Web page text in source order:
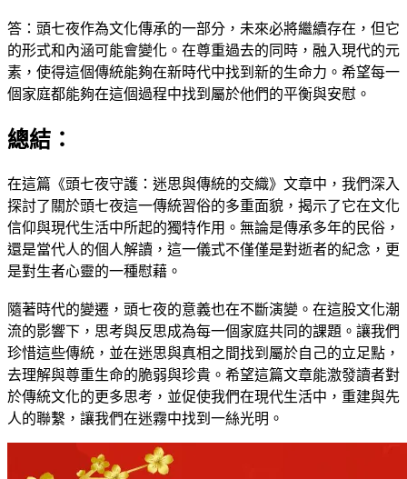
答：頭七夜作為文化傳承的一部分，未來必將繼續存在，但它
的形式和內涵可能會變化。在尊重過去的同時，融入現代的元
素，使得這個傳統能夠在新時代中找到新的生命力。希望每一
個家庭都能夠在這個過程中找到屬於他們的平衡與安慰。
總結：
在這篇《頭七夜守護：迷思與傳統的交織》文章中，我們深入
探討了關於頭七夜這一傳統習俗的多重面貌，揭示了它在文化
信仰與現代生活中所起的獨特作用。無論是傳承多年的民俗，
還是當代人的個人解讀，這一儀式不僅僅是對逝者的紀念，更
是對生者心靈的一種慰藉。
隨著時代的變遷，頭七夜的意義也在不斷演變。在這股文化潮
流的影響下，思考與反思成為每一個家庭共同的課題。讓我們
珍惜這些傳統，並在迷思與真相之間找到屬於自己的立足點，
去理解與尊重生命的脆弱與珍貴。希望這篇文章能激發讀者對
於傳統文化的更多思考，並促使我們在現代生活中，重建與先
人的聯繫，讓我們在迷霧中找到一絲光明。